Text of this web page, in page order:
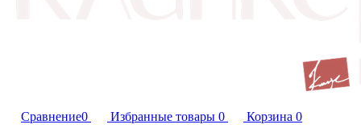
Сравнение0 Избранные товары 0 Корзина 0